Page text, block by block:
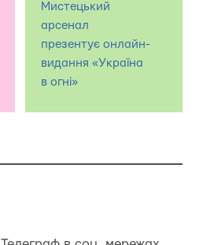
Мистецький
арсенал
презентує онлайн-
видання «Україна
в огні»